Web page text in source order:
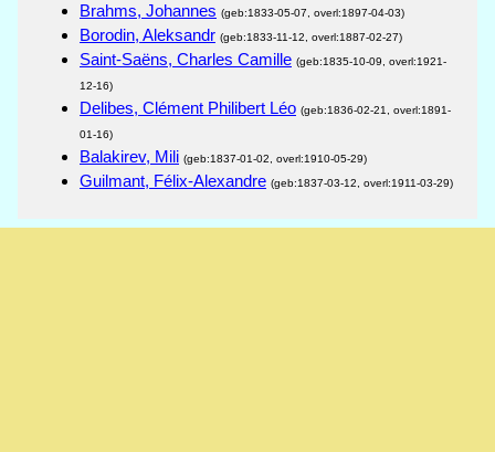
Brahms, Johannes (geb:1833-05-07, overl:1897-04-03)
Borodin, Aleksandr (geb:1833-11-12, overl:1887-02-27)
Saint-Saëns, Charles Camille (geb:1835-10-09, overl:1921-
12-16)
Delibes, Clément Philibert Léo (geb:1836-02-21, overl:1891-
01-16)
Balakirev, Mili (geb:1837-01-02, overl:1910-05-29)
Guilmant, Félix-Alexandre (geb:1837-03-12, overl:1911-03-29)